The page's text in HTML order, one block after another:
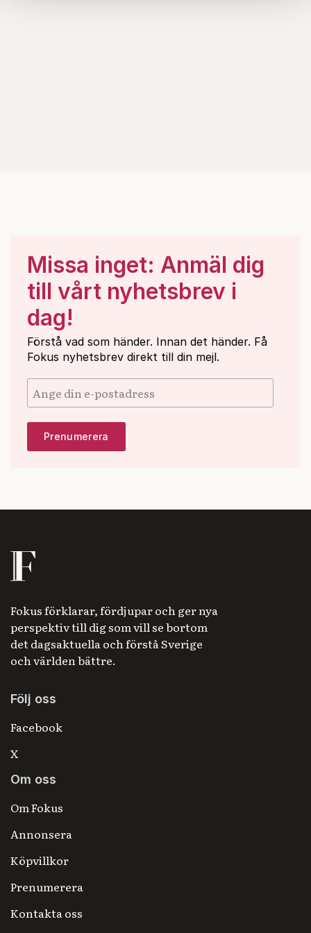
Missa inget: Anmäl dig
till vårt nyhetsbrev i
dag!
Förstå vad som händer. Innan det händer. Få
Fokus nyhetsbrev direkt till din mejl.
Fokus förklarar, fördjupar och ger nya
perspektiv till dig som vill se bortom
det dagsaktuella och förstå Sverige
och världen bättre.
Följ oss
Facebook
X
Om oss
Om Fokus
Annonsera
Köpvillkor
Prenumerera
Kontakta oss